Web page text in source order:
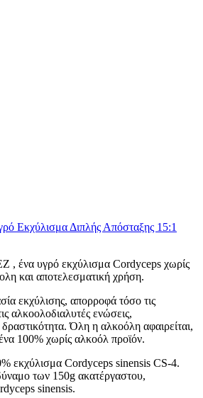
Εκχύλισμα Διπλής Απόσταξης 15:1
, ένα υγρό εκχύλισμα Cordyceps χωρίς
και αποτελεσματική χρήση.
εκχύλισης, απορροφά τόσο τις
αλκοολοδιαλυτές ενώσεις,
δραστικότητα. Όλη η αλκοόλη αφαιρείται,
100% χωρίς αλκοόλ προϊόν.
εκχύλισμα Cordyceps sinensis CS-4.
των 150g ακατέργαστου,
sinensis.